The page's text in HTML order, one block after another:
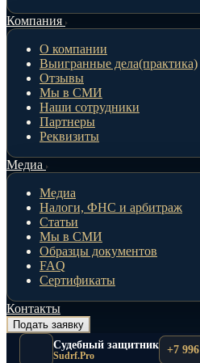
Компания
О компании
Выигранные дела(практика)
Отзывы
Мы в СМИ
Наши сотрудники
Партнеры
Реквизиты
Медиа
Медиа
Налоги, ФНС и арбитраж
Статьи
Мы в СМИ
Образцы документов
FAQ
Сертификаты
Контакты
Подать заявку
Судебный защитник
Sudrf.Pro +7 996
Телефоны
+7 996 517-71-23